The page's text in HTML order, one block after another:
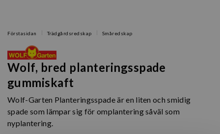
Förstasidan Trädgårdsredskap Småredskap
Wolf, bred planteringsspade
gummiskaft
Wolf-Garten Planteringsspade är en liten och smidig
spade som lämpar sig för omplantering såväl som
nyplantering.